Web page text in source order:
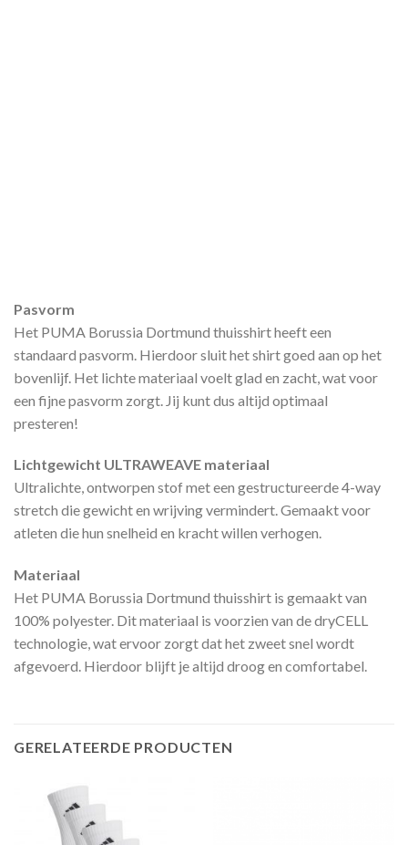
Pasvorm
Het PUMA Borussia Dortmund thuisshirt heeft een
standaard pasvorm. Hierdoor sluit het shirt goed aan op het
bovenlijf. Het lichte materiaal voelt glad en zacht, wat voor
een fijne pasvorm zorgt. Jij kunt dus altijd optimaal
presteren!
Lichtgewicht ULTRAWEAVE materiaal
Ultralichte, ontworpen stof met een gestructureerde 4-way
stretch die gewicht en wrijving vermindert. Gemaakt voor
atleten die hun snelheid en kracht willen verhogen.
Materiaal
Het PUMA Borussia Dortmund thuisshirt is gemaakt van
100% polyester. Dit materiaal is voorzien van de dryCELL
technologie, wat ervoor zorgt dat het zweet snel wordt
afgevoerd. Hierdoor blijft je altijd droog en comfortabel.
GERELATEERDE PRODUCTEN